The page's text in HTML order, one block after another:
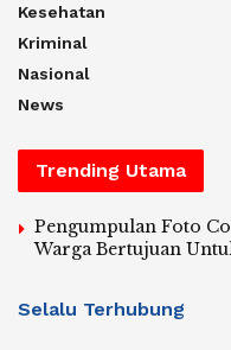
Kesehatan
Kriminal
Nasional
News
Trending Utama
Pengumpulan Foto
Warga Bertujuan
Selalu Terhubung